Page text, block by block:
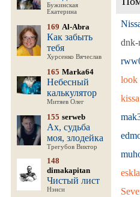
Бужинская
Екатерина
169 Al-Abra
Как забыть
тебя
Хурсенко Вячеслав
165 Marka64
Небесный
калькулятор
Митяев Олег
155 serweb
Ах, судьба
моя, злодейка
Трегубов Виктор
148
dimakapitan
Чистый лист
Нэнси
dnk-
look
kissa